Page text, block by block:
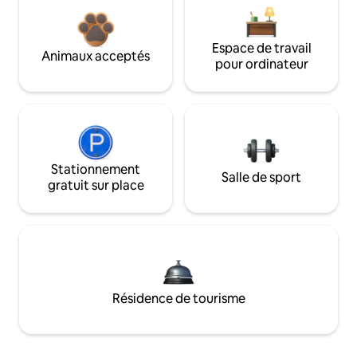
Animaux acceptés
Espace de travail
pour ordinateur
Stationnement
gratuit sur place
Salle de sport
Résidence de tourisme